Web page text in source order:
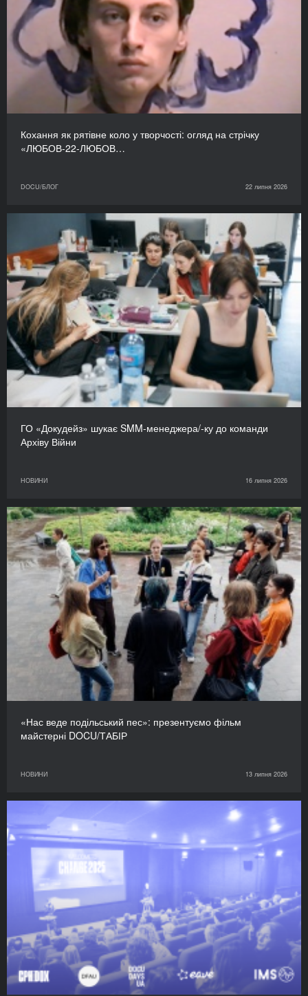
Кохання як рятівне коло у творчості: огляд на стрічку
«ЛЮБОВ-22-ЛЮБОВ…
DOCU/БЛОГ 22 липня 2026
ГО «Докудейз» шукає SMM-менеджера/-ку до команди
Архіву Війни
НОВИНИ 16 липня 2026
«Нас веде подільський пес»: презентуємо фільм
майстерні DOCU/ТАБІР
НОВИНИ 13 липня 2026